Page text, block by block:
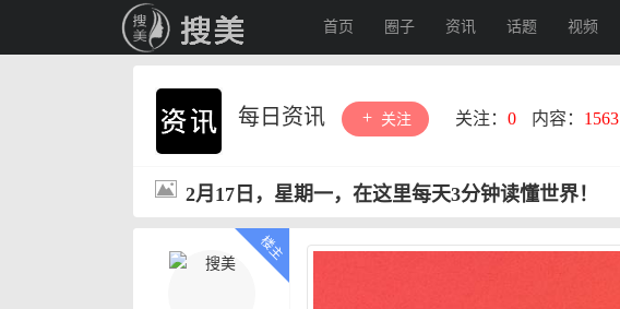
首页 圈子 资讯 话题 视频
每日资讯 关注 关注： 0 内容： 1563
2月17日，星期一，在这里每天3分钟读懂世界！